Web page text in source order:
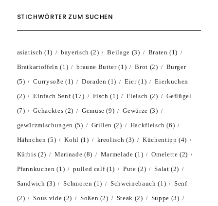
STICHWÖRTER ZUM SUCHEN
asiatisch (1) bayerisch (2) Beilage (3) Braten (1)
Bratkartoffeln (1) braune Butter(1) Brot (2)
Burger
(5)
Currysoße (1) Doraden (1) Eier(1)
Eierkuchen
(2)
Einfach Senf(17) Fisch (1) Fleisch (2)
Geflügel
(7)
Gehacktes (2) Gemüse (9) Gewürze (3)
gewürzmischungen (5) Grillen (2) Hackfleisch (6)
Hähnchen (5) Kohl (1) kreolisch (3) Küchentipp (4)
Kürbis (2) Marinade (8) Marmelade (1) Omelette (2)
Pfannkuchen (1) pulled calf(1) Pute (2) Salat (2)
Sandwich (3) Schmoren (1) Schweinebauch (1)
Senf
(2)
Sous vide (2) Soßen (2) Steak (2) Suppe (3)